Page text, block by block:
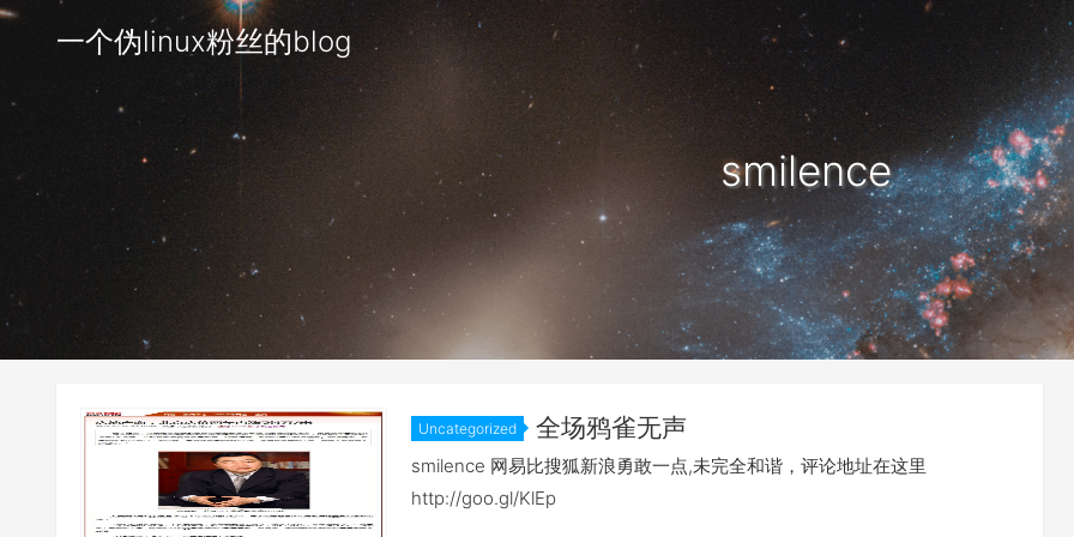
一个伪linux粉丝的blog
smilence
Uncategorized 全场鸦雀无声
smilence 网易比搜狐新浪勇敢一点,未完全和谐，评论地址在这里
http://goo.gl/KlEp